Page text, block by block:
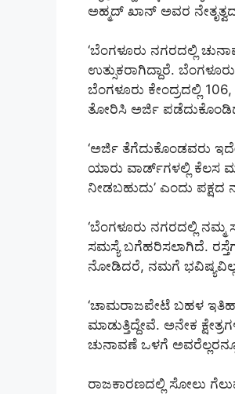
ಅಹ್ಮದ್ ಖಾನ್ ಅವರ
‘ಬೆಂಗಳೂರು ನಗರದಲ್ಲಿ
ಉತ್ಸುಕರಾಗಿದ್ದಾರೆ.
ಬೆಂಗಳೂರು ಕೇಂದ್ರದಲ್ಲಿ
ತೋರಿಸಿ ಅರ್ಜಿ
‘ಅರ್ಜಿ ತೆಗೆದುಕೊಂಡವರು
ಯಾರು ವಾರ್ಡ್‌ಗಳಲ್ಲಿ ಕೆಲಸ
ನೀಡಬಹುದು’ ಎಂದು
‘ಬೆಂಗಳೂರು ನಗರದಲ್ಲಿ ನಮ್ಮ
ಸಮಸ್ಯೆ ಬಗೆಹರಿಸಲಾಗಿದೆ.
ನೋಡಿದರೆ, ನಮಗೆ ಭವಿಷ್ಯವಿಲ್ಲ
‘ಚಾಮರಾಜಪೇಟೆ ಬಹಳ
ಮಾಡುತ್ತಿದ್ದೇವೆ. ಅನೇಕ
ಚುನಾವಣೆ ಒಳಗೆ
ರಾಜಕಾರಣದಲ್ಲಿ ಸೋಲು